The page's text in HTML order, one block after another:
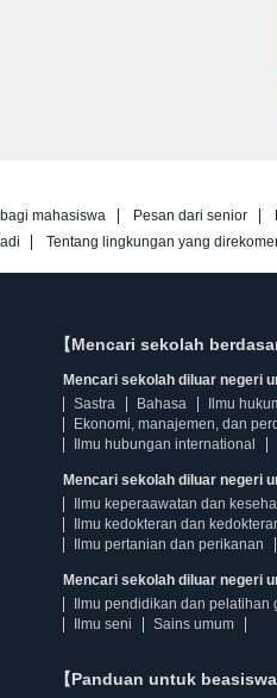
mahasiswa Pesan dari senior
Tentang lingkungan yang
【Mencari sekolah
Mencari sekolah diluar negeri
Sastra
Bahasa
Ilmu
Ekonomi, manajemen, dan
Ilmu hubungan international
Mencari sekolah diluar negeri
Ilmu keperaawatan dan
Ilmu kedokteran dan
Ilmu pertanian dan perikanan
Mencari sekolah diluar negeri
Ilmu pendidikan dan pelatihan
Ilmu seni
Sains umum
【Panduan untuk beasiswa